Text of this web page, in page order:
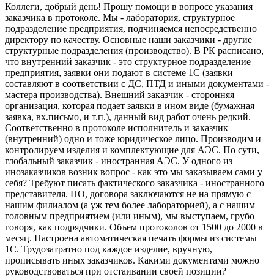
Коллеги, добрый день! Прошу помощи в вопросе указания
заказчика в протоколе. Мы - лаборатория, структурное
подразделение предприятия, подчиняемся непосредственно
директору по качеству. Основные наши заказчики - другие
структурные подразделения (производство). В РК расписано,
что внутренний заказчик - это структурное подразделение
предприятия, заявки они подают в системе 1С (заявки
составляют в соответствии с ДС, ПТД и иными документами -
мастера производства). Внешний заказчик - сторонняя
организация, которая подает заявки в ином виде (бумажная
заявка, вх.письмо, и т.п.), данный вид работ очень редкий.
Соответственно в протоколе исполнитель и заказчик
(внутренний) одно и тоже юридическое лицо. Производим и
контролируем изделия и комплектующие для АЭС. По сути,
глобальный заказчик - иностранная АЭС. У одного из
инозаказчиков возник вопрос - как это мы заказываем сами у
себя? Требуют писать фактического заказчика - иностранного
представителя. НО, договора заключаются не на прямую с
нашим филиалом (а уж тем более лабораторией), а с нашим
головным предприятием (или иным), мы выступаем, грубо
говоря, как подрядчики. Объем протоколов от 1500 до 2000 в
месяц. Настроена автоматическая печать формы из системы
1С. Трудозатратно под каждое изделие, вручную,
прописывать иных заказчиков. Какими документами можно
руководствоваться при отстаивании своей позиции?